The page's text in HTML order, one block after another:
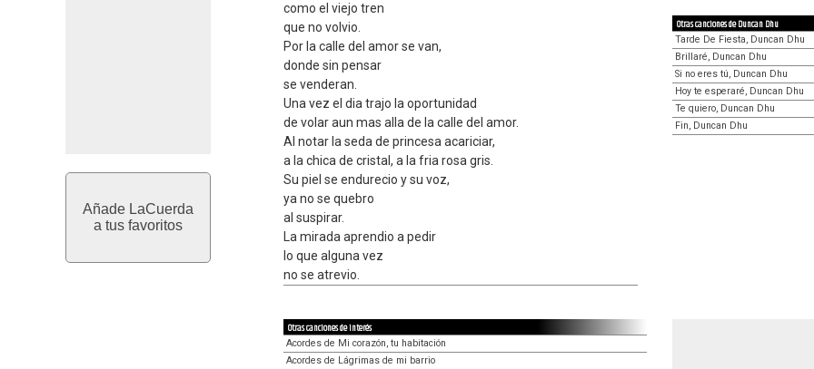
Añade LaCuerda
a tus favoritos
como el viejo tren
que no volvio.
Por la calle del amor se van,
donde sin pensar
se venderan.
Una vez el dia trajo la oportunidad
de volar aun mas alla de la calle del amor.
Al notar la seda de princesa acariciar,
a la chica de cristal, a la fria rosa gris.
Su piel se endurecio y su voz,
ya no se quebro
al suspirar.
La mirada aprendio a pedir
lo que alguna vez
no se atrevio.
Otras canciones de Duncan Dhu
Tarde De Fiesta, Duncan Dhu
Brillaré, Duncan Dhu
Si no eres tú, Duncan Dhu
Hoy te esperaré, Duncan Dhu
Te quiero, Duncan Dhu
Fin, Duncan Dhu
Otras canciones de interés
Acordes de Mi corazón, tu habitación
Acordes de Lágrimas de mi barrio